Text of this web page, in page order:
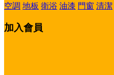
空調 地板 衛浴 油漆 門窗 清潔
加入會員